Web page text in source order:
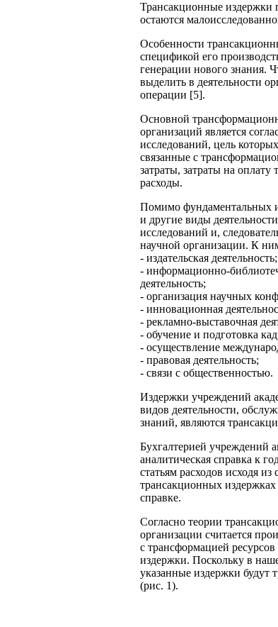
Трансакционные издержки
остаются
Особенности
спецификой его
генерации нового знания.
выделить в деятельности
операции [5].
Основной
организаций является
исследований, цель
связанные с
затраты, затраты на
расходы.
Помимо фундаментальных
и другие виды
исследований и,
научной организации. К
- издательская деятельность;
- информационно-
деятельность;
- организация научных
- инновационная
- рекламно-выставочная
- обучение и подготовка
- осуществление
- правовая деятельность;
- связи с общественностью.
Издержки учреждений
видов деятельности,
знаний, являются
Бухгалтерией учреждений
аналитическая справка к
статьям расходов исходя
трансакционных издержках
справке.
Согласно теории
организации считается
с трансформацией
издержки. Поскольку в
указанные издержки
(рис. 1).